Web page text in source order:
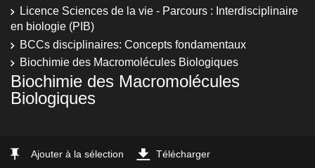
Licence Sciences de la vie - Parcours : Interdisciplinaire
en biologie (PIB)
BCCs disciplinaires: Concepts fondamentaux
Biochimie des Macromolécules Biologiques
Biochimie des Macromolécules
Biologiques
Ajouter à la sélection Télécharger